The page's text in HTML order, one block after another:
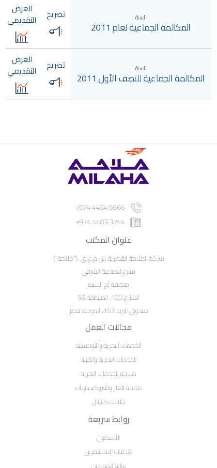
السنة
المكالمة الجماعية لعام 2011
تصريح
العرض
التقديمي
السنة
المكالمة الجماعية للنصف الأول 2011
تصريح
العرض
التقديمي
9666 4494 974+
3244 4483 974+
عنوان المكتب
شركة الملاحة القطرية ش.م.ع.ق. ("ملاحة")
شارع الصناعية الشرقي
منطقة أم السنيم
الشارع 100، المنطقة 56
صندوق البريد 153، الدوحة، قطر
مجالات العمل
الخدمات البحرية واللوجستية
الخدمات البحرية والفنية
ملاحة للخدمات البحرية
ملاحة للغاز والبتروكيماويات
ملاحة كابيتال
روابط سريعة
الأسطول
علاقات المستثمرين